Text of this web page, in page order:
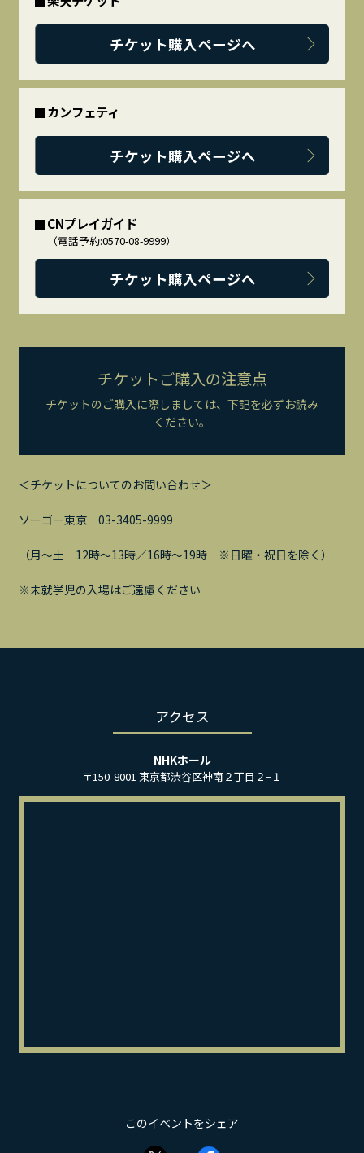
チケット購入ページへ
カンフェティ
チケット購入ページへ
CNプレイガイド
（電話予約:0570-08-9999）
チケット購入ページへ
チケットご購入の注意点
チケットのご購入に際しましては、下記を必ずお読み
ください。
＜チケットについてのお問い合わせ＞
ソーゴー東京 03-3405-9999
（月～土 12時～13時／16時～19時 ※日曜・祝日を除く）
※未就学児の入場はご遠慮ください
アクセス
NHKホール
〒150-8001 東京都渋谷区神南２丁目２−１
このイベントをシェア